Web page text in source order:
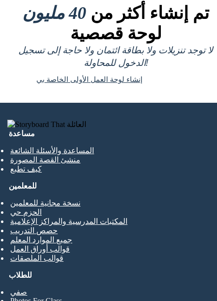
تم إنشاء أكثر من 40 مليون
لوحة قصصية
لا توجد تنزيلات ولا بطاقة ائتمان ولا حاجة إلى تسجيل
الدخول للمحاولة!
إنشاء لوحة العمل الأولى الخاصة بي
مساعدة
المساعدة والأسئلة الشائعة
منشئ القصة المصورة
كيف تطبع
للطلاب
صفي
للمعلمين
نسخة مجانية للمعلمين
الحزم حي
المكتبات المدرسية والمراكز الإعلامية
حصص التدريب
جميع الموارد المعلم
قوالب أوراق العمل
قوالب الملصقات